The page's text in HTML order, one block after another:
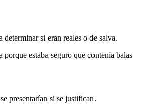
si eran reales o de salva.
porque estaba seguro que contenía balas
presentarían si se justifican.